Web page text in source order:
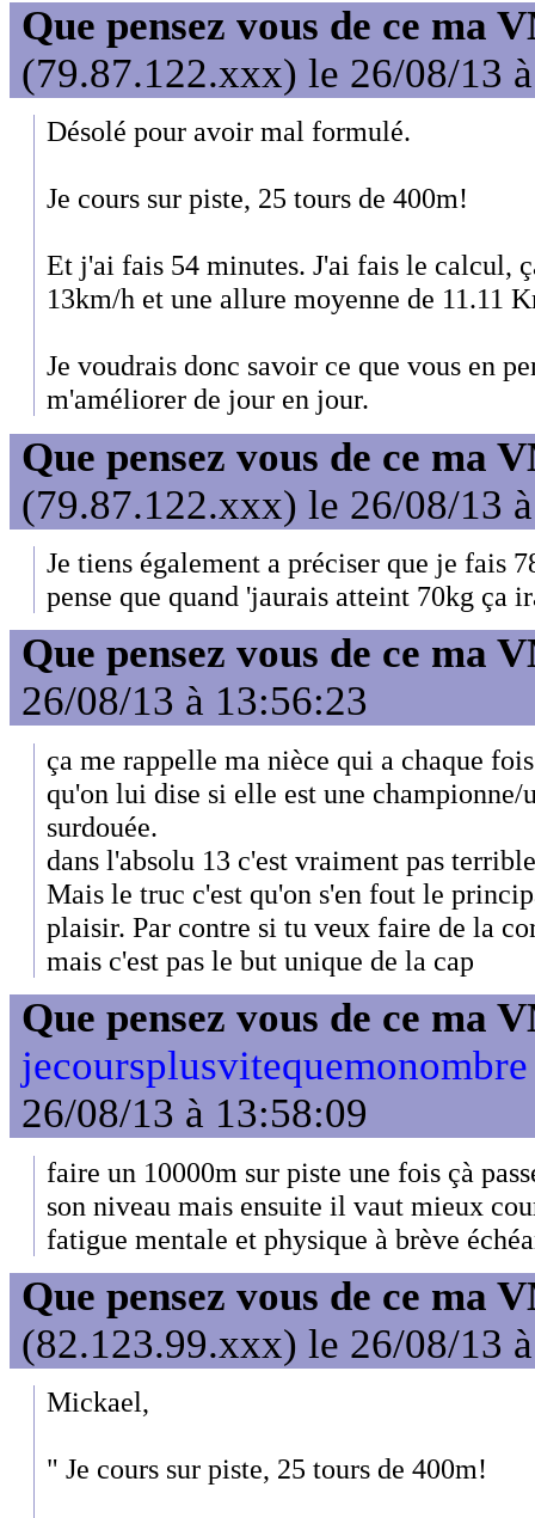
Que pensez vous de ce ma
(79.87.122.xxx) le 26/08/13
Désolé pour avoir mal formulé.
Je cours sur piste, 25 tours de 400m!
Et j'ai fais 54 minutes. J'ai fais le calcul,
13km/h et une allure moyenne de 11.11
Je voudrais donc savoir ce que vous en
m'améliorer de jour en jour.
Que pensez vous de ce ma
(79.87.122.xxx) le 26/08/13
Je tiens également a préciser que je fais
pense que quand 'jaurais atteint 70kg ça
Que pensez vous de ce ma
26/08/13 à 13:56:23
ça me rappelle ma nièce qui a chaque
qu'on lui dise si elle est une championne/
surdouée.
dans l'absolu 13 c'est vraiment pas
Mais le truc c'est qu'on s'en fout le
plaisir. Par contre si tu veux faire de la
mais c'est pas le but unique de la cap
Que pensez vous de ce ma
26/08/13 à 13:58:09
faire un 10000m sur piste une fois çà
son niveau mais ensuite il vaut mieux
fatigue mentale et physique à brève
Que pensez vous de ce ma
(82.123.99.xxx) le 26/08/13
Mickael,
" Je cours sur piste, 25 tours de 400m!